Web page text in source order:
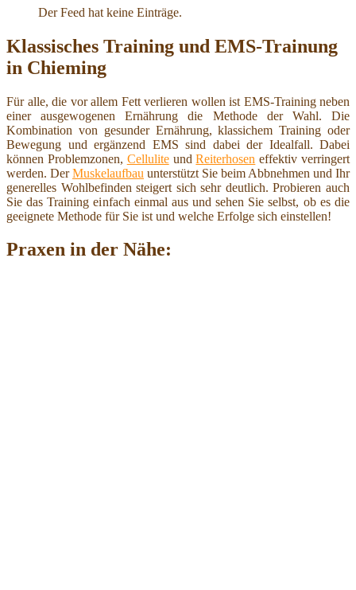
Der Feed hat keine Einträge.
Klassisches Training und EMS-Trainung
in Chieming
Für alle, die vor allem Fett verlieren wollen ist EMS-Training neben
einer ausgewogenen Ernährung die Methode der Wahl. Die
Kombination von gesunder Ernährung, klassichem Training oder
Bewegung und ergänzend EMS sind dabei der Idealfall. Dabei
können Problemzonen, CelluliteundReiterhosen effektiv verringert
werden. DerMuskelaufbau unterstützt Sie beim Abbnehmen und Ihr
generelles Wohlbefinden steigert sich sehr deutlich. Probieren auch
Sie das Training einfach einmal aus und sehen Sie selbst, ob es die
geeignete Methode für Sie ist und welche Erfolge sich einstellen!
Praxen in der Nähe: